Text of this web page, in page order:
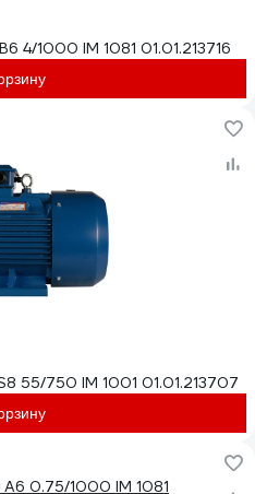
4/1000 IM 1081 01.01.213716
55/750 IM 1001 01.01.213707